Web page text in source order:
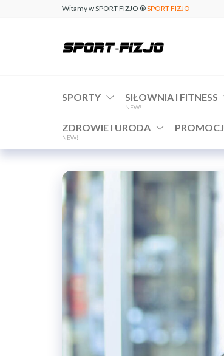
Witamy w SPORT FIZJO ®SPORT FIZJO
SPORTY SIŁOWNIA I FITNESS
NEW!
ZDROWIE I URODA
NEW!